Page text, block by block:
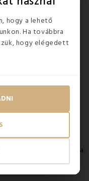
hogy a lehető
Ha továbbra
hogy elégedett
1-3 / 3 elem mutatása